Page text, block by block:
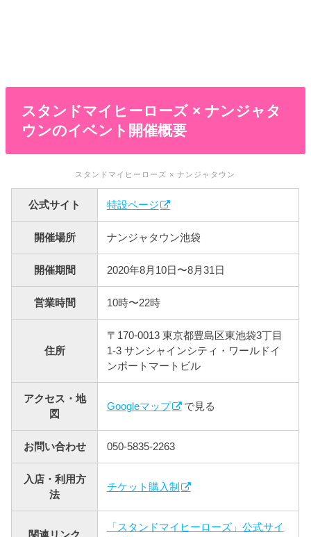
スタンドマイヒーローズ × ナンジャタ
ウンのイベント開催概要
スタンドマイヒーローズ × ナンジャタウン
公式サイト 特設ページ
開催場所 ナンジャタウン池袋
開催期間 2020年8月10日〜8月31日
営業時間 10時〜22時
住所
〒170-0013 東京都豊島区東池袋3丁目
1-3 サンシャインシティ・ワールドイ
ンポートマートビル
アクセス・地
図
Googleマップ で見る
お問い合わせ 050-5835-2263
入店・利用方
法
チケット購入制
関連リンク
「スタンドマイヒーローズ」公式サイ